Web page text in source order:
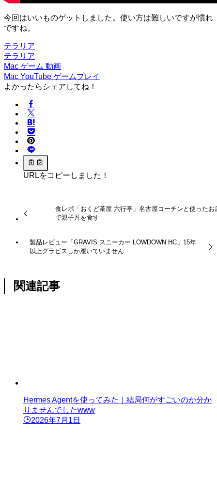
今回はいいものゲットしました。使い方は難しいですが慣れ
ですね。
テラリア
テラリア
Mac ゲーム 動画
Mac YouTube ゲームプレイ
よかったらシェアしてね！
URLをコピーしました！
食レポ「おくど茶屋 六行亭」名古屋コーチンと使ったお
で親子丼を食す
製品レビュー「GRAVIS スニーカー LOWDOWN HC」15年
以上グラビスしか履いていません
関連記事
Hermes Agentを使ってみた｜結局何がすごいのか分か
りませんでしたwww
2026年7月1日